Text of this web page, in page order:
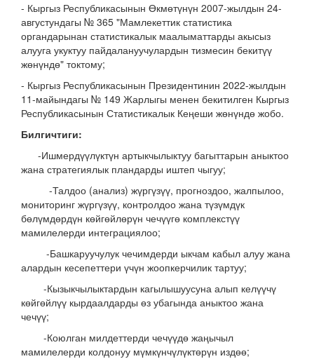
- Кыргыз Республикасынын Өкмөтүнүн 2007-жылдын 24-
августундагы № 365 "Мамлекеттик статистика
органдарынан статистикалык маалыматтарды акысыз
алууга укуктуу пайдалануучулардын тизмесин бекитүү
жөнүндө" токтому;
- Кыргыз Республикасынын Президентинин 2022-жылдын
11-майындагы № 149 Жарлыгы менен бекитилген Кыргыз
Республикасынын Статистикалык Кеңеши жөнүндө жобо.
Билгичтиги:
-Ишмердүүлүктүн артыкчылыктуу багыттарын аныктоо
жана стратегиялык пландарды иштеп чыгуу;
-Талдоо (анализ) жүргүзүү, прогноздоо, жалпылоо,
мониторинг жүргүзүү, контролдоо жана түзүмдүк
бөлүмдөрдүн көйгөйлөрүн чечүүгө комплекстүү
мамилелерди интеграциялоо;
-Башкаруучулук чечимдерди ыкчам кабыл алуу жана
алардын кесепеттери үчүн жоопкерчилик тартуу;
-Кызыкчылыктардын кагылышуусуна алып келүүчү
көйгөйлүү кырдаалдарды өз убагында аныктоо жана
чечүү;
-Коюлган милдеттерди чечүүдө жаңычыл
мамилелерди колдонуу мүмкүнчүлүктөрүн издөө;